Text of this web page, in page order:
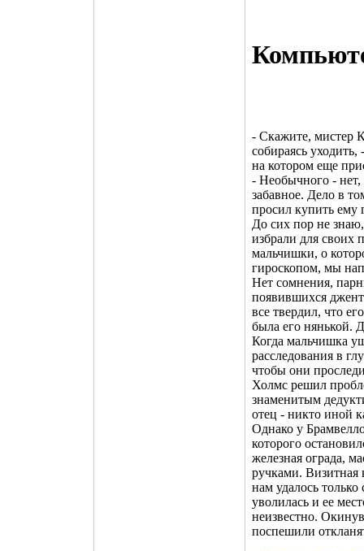
- Скажите, мистер
собираясь
на котором еще
- Необычного - нет,
забавное. Дело в
просил купить ему
До сих пор не
избрали для своих
мальчишки, о
гироскопом, мы
Нет сомнения,
появившихся
все твердил, что
была его нянькой.
Когда мальчишка
расследования в
чтобы они
Холмс решил
знаменитым
отец - никто иной
Однако у
которого
железная ограда,
ручками. Визитная
нам удалось
уволилась и ее
неизвестно.
поспешили